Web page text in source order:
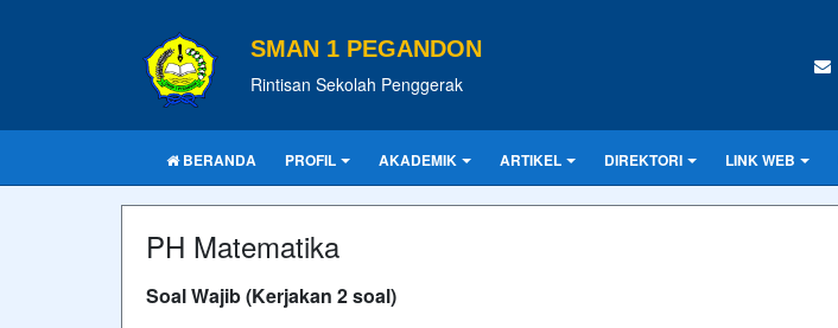
SMAN 1 PEGANDON
Rintisan Sekolah Penggerak
BERANDA PROFIL AKADEMIK ARTIKEL DIREKTORI LINK WEB
PH Matematika
Soal Wajib (Kerjakan 2 soal)